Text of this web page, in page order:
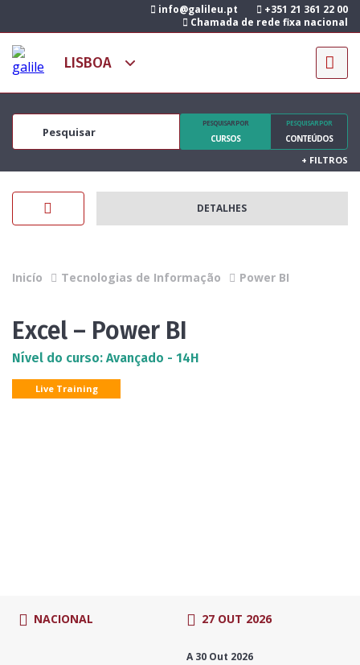
info@galileu.pt
+351 21 361 22 00
Chamada de rede fixa nacional
PESQUISAR POR
CURSOS
PESQUISAR POR
CONTEÚDOS
+ FILTROS
DETALHES
Inicío Tecnologias de Informação Power BI
Excel – Power BI
Nível do curso: Avançado - 14H
Live Training
NACIONAL 27 OUT 2026
A 30 Out 2026